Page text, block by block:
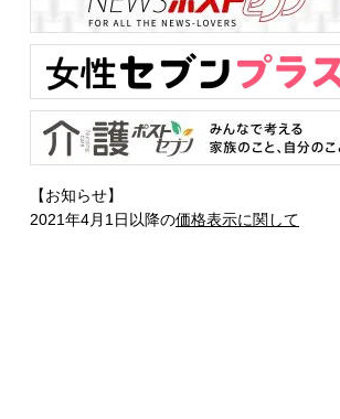
【お知らせ】
2021年4月1日以降の価格表示に関して